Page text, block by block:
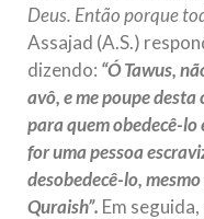
Deus. Então porque
Assajad (A.S.)
dizendo: “Ó Tawus,
avô, e me poupe
para quem obedecê-lo
for uma pessoa
desobedecê-lo,
Quraish”. Em